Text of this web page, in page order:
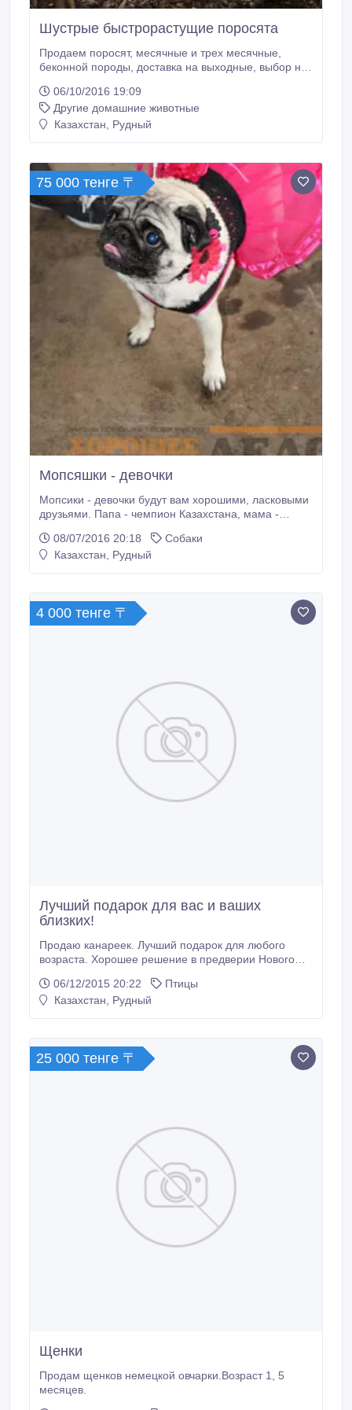
Шустрые быстрорастущие поросята
Продаем поросят, месячные и трех месячные,
беконной породы, доставка на выходные, выбор на
06/10/2016 19:09
Другие домашние животные
Казахстан, Рудный
75 000 тенге 〒
Мопсяшки - девочки
Мопсики - девочки будут вам хорошими, ласковыми
друзьями. Папа - чемпион Казахстана, мама -
чемпионы. Родились 9 мая 2016 года..
08/07/2016 20:18
Собаки
Казахстан, Рудный
4 000 тенге 〒
Лучший подарок для вас и ваших
близких!
Продаю канареек. Лучший подарок для любого
возраста. Хорошее решение в предверии Нового
символическая - 4000 тен..
06/12/2015 20:22
Птицы
Казахстан, Рудный
25 000 тенге 〒
Щенки
Продам щенков немецкой овчарки.Возраст 1, 5
месяцев.